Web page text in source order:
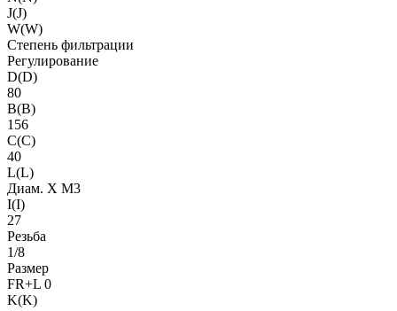
J(J)
W(W)
Степень фильтрации
Регулирование
D(D)
80
B(B)
156
C(C)
40
L(L)
Диам. X M3
I(I)
27
Резьба
1/8
Размер
FR+L 0
K(K)